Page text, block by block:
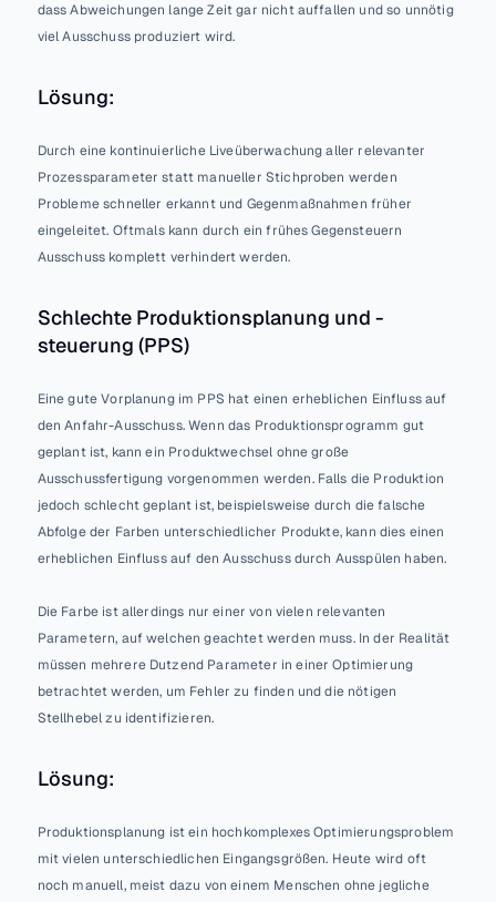
dass Abweichungen lange Zeit gar nicht auffallen und so unnötig
viel Ausschuss produziert wird.
Lösung:
Durch eine kontinuierliche Liveüberwachung aller relevanter
Prozessparameter statt manueller Stichproben werden
Probleme schneller erkannt und Gegenmaßnahmen früher
eingeleitet. Oftmals kann durch ein frühes Gegensteuern
Ausschuss komplett verhindert werden.
Schlechte Produktionsplanung und -
steuerung (PPS)
Eine gute Vorplanung im PPS hat einen erheblichen Einfluss auf
den Anfahr-Ausschuss. Wenn das Produktionsprogramm gut
geplant ist, kann ein Produktwechsel ohne große
Ausschussfertigung vorgenommen werden. Falls die Produktion
jedoch schlecht geplant ist, beispielsweise durch die falsche
Abfolge der Farben unterschiedlicher Produkte, kann dies einen
erheblichen Einfluss auf den Ausschuss durch Ausspülen haben.
Die Farbe ist allerdings nur einer von vielen relevanten
Parametern, auf welchen geachtet werden muss. In der Realität
müssen mehrere Dutzend Parameter in einer Optimierung
betrachtet werden, um Fehler zu finden und die nötigen
Stellhebel zu identifizieren.
Lösung:
Produktionsplanung ist ein hochkomplexes Optimierungsproblem
mit vielen unterschiedlichen Eingangsgrößen. Heute wird oft
noch manuell, meist dazu von einem Menschen ohne jegliche